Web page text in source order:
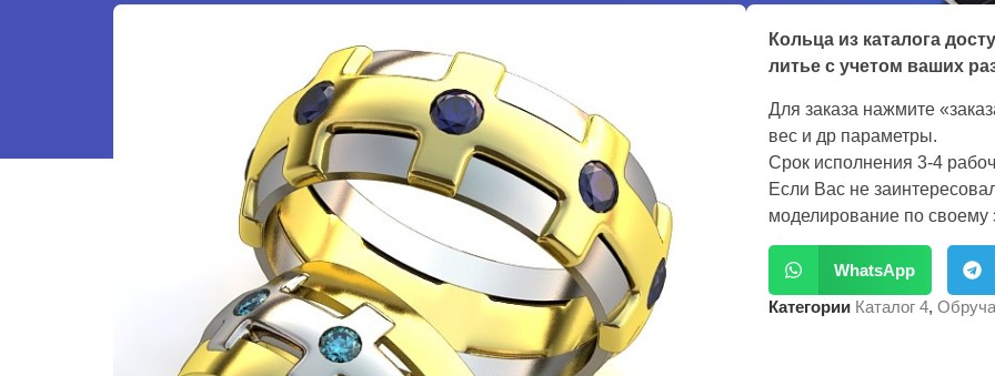
Кольца из каталога
литье с учетом ваших
Для заказа нажмите
вес и др параметры.
Срок исполнения 3-4
Если Вас не
моделирование по своему
WhatsApp
Категории Каталог 4,